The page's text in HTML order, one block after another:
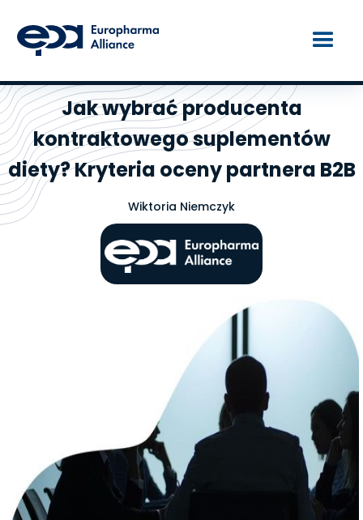
Jak wybrać producenta
kontraktowego suplementów
diety? Kryteria oceny partnera B2B
Wiktoria Niemczyk